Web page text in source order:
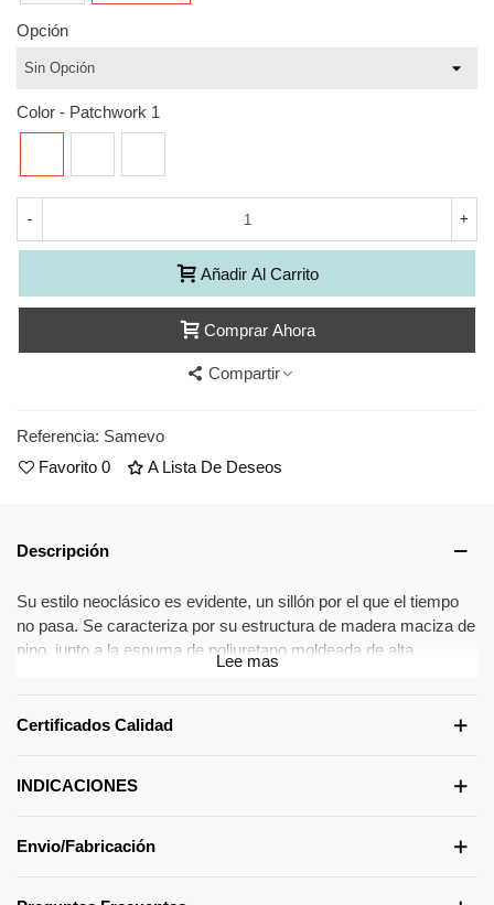
Opción
Color - Patchwork 1
- +
Añadir Al Carrito
Comprar Ahora
Compartir
Referencia: Samevo
Favorito 0 A Lista De Deseos
Descripción
Su estilo neoclásico es evidente, un sillón por el que el tiempo
no pasa. Se caracteriza por su estructura de madera maciza de
pino, junto a la espuma de poliuretano moldeada de alta
Su gran precio unido a sus caracteristicas de confort, hacen de
Sin olvidar que el sillón viene acompañado de su pareja
acentuar el gran confort de este modelo.
Lee mas
Certificados Calidad
INDICACIONES
Envio/Fabricación